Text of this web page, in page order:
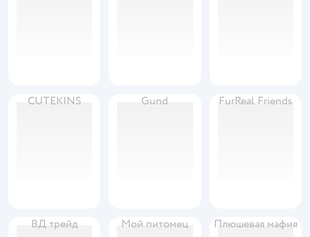
CUTEKINS Gund FurReal Friends
ВД трейд Мой питомец Плюшевая мафия